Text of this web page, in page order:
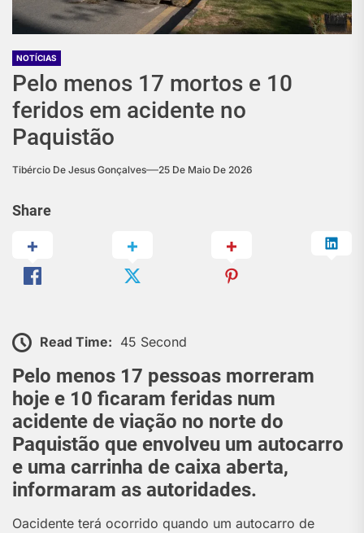
NOTÍCIAS
Pelo menos 17 mortos e 10
feridos em acidente no
Paquistão
Tibércio De Jesus Gonçalves 25 De Maio De 2026
Share
Read Time: 45 Second
Pelo menos 17 pessoas morreram
hoje e 10 ficaram feridas num
acidente de viação no norte do
Paquistão que envolveu um autocarro
e uma carrinha de caixa aberta,
informaram as autoridades.
Oacidente terá ocorrido quando um autocarro de